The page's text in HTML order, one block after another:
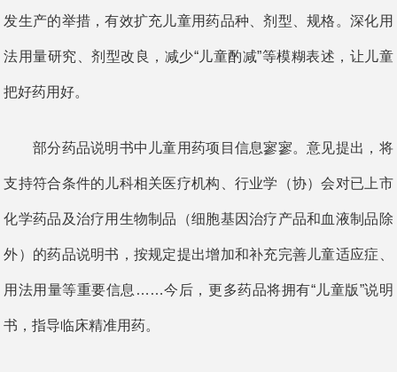
发生产的举措，有效扩充儿童用药品种、剂型、规格。深化用
法用量研究、剂型改良，减少“儿童酌减”等模糊表述，让儿童
把好药用好。
部分药品说明书中儿童用药项目信息寥寥。意见提出，将
支持符合条件的儿科相关医疗机构、行业学（协）会对已上市
化学药品及治疗用生物制品（细胞基因治疗产品和血液制品除
外）的药品说明书，按规定提出增加和补充完善儿童适应症、
用法用量等重要信息……今后，更多药品将拥有“儿童版”说明
书，指导临床精准用药。